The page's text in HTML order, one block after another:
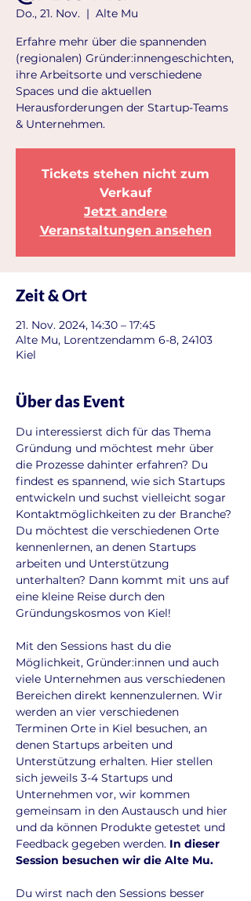
Do., 21. Nov.
  |
Alte Mu
Erfahre mehr über die spannenden
(regionalen) Gründer:innengeschichten,
ihre Arbeitsorte und verschiedene
Spaces und die aktuellen
Herausforderungen der Startup-Teams
& Unternehmen.
Tickets stehen nicht zum
Verkauf
Jetzt andere
Veranstaltungen ansehen
Zeit & Ort
21. Nov. 2024, 14:30 – 17:45
Alte Mu, Lorentzendamm 6-8, 24103
Kiel
Über das Event
Du interessierst dich für das Thema
Gründung und möchtest mehr über
die Prozesse dahinter erfahren? Du
findest es spannend, wie sich Startups
entwickeln und suchst vielleicht sogar
Kontaktmöglichkeiten zu der Branche?
Du möchtest die verschiedenen Orte
kennenlernen, an denen Startups
arbeiten und Unterstützung
unterhalten? Dann kommt mit uns auf
eine kleine Reise durch den
Gründungskosmos von Kiel!
Mit den Sessions hast du die
Möglichkeit, Gründer:innen und auch
viele Unternehmen aus verschiedenen
Bereichen direkt kennenzulernen. Wir
werden an vier verschiedenen
Terminen Orte in Kiel besuchen, an
denen Startups arbeiten und
Unterstützung erhalten. Hier stellen
sich jeweils 3-4 Startups und
Unternehmen vor, wir kommen
gemeinsam in den Austausch und hier
und da können Produkte getestet und
Feedback gegeben werden. In dieser
Session besuchen wir die Alte Mu.
Du wirst nach den Sessions besser